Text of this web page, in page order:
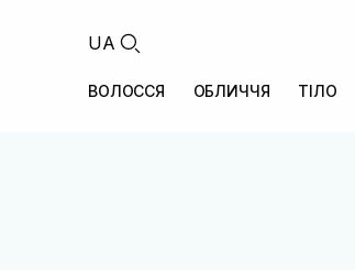
UA
ВОЛОССЯ ОБЛИЧЧЯ ТІЛО